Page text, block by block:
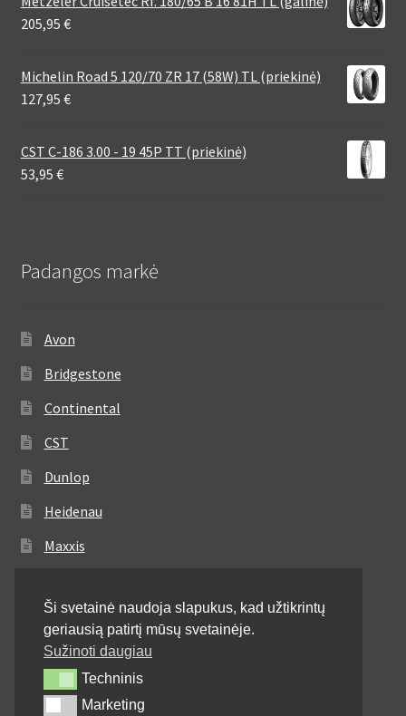
205,95 €
Michelin Road 5 120/70 ZR 17 (58W) TL (priekinė)
127,95 €
CST C-186 3.00 - 19 45P TT (priekinė)
53,95 €
Padangos markė
Avon
Bridgestone
Continental
CST
Dunlop
Heidenau
Maxxis
Michelin
Mitas
Pirelli
Ši svetainė naudoja slapukus, kad užtikrintų
geriausią patirtį mūsų svetainėje.
Sužinoti daugiau
TechninisTechninis
MarketingMarketing